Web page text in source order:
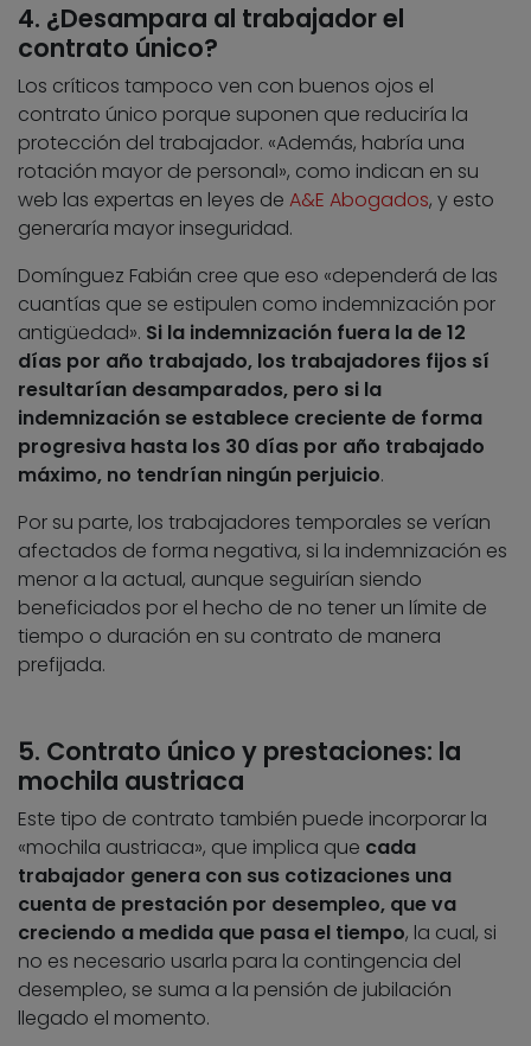
4. ¿Desampara al trabajador el
contrato único?
Los críticos tampoco ven con buenos ojos el
contrato único porque suponen que reduciría la
protección del trabajador. «Además, habría una
rotación mayor de personal», como indican en su
web las expertas en leyes de A&E Abogados, y esto
generaría mayor inseguridad.
Domínguez Fabián cree que eso «dependerá de las
cuantías que se estipulen como indemnización por
antigüedad». Si la indemnización fuera la de 12
días por año trabajado, los trabajadores fijos sí
resultarían desamparados, pero si la
indemnización se establece creciente de forma
progresiva hasta los 30 días por año trabajado
máximo, no tendrían ningún perjuicio.
Por su parte, los trabajadores temporales se verían
afectados de forma negativa, si la indemnización es
menor a la actual, aunque seguirían siendo
beneficiados por el hecho de no tener un límite de
tiempo o duración en su contrato de manera
prefijada.
5. Contrato único y prestaciones: la
mochila austriaca
Este tipo de contrato también puede incorporar la
«mochila austriaca», que implica que cada
trabajador genera con sus cotizaciones una
cuenta de prestación por desempleo, que va
creciendo a medida que pasa el tiempo, la cual, si
no es necesario usarla para la contingencia del
desempleo, se suma a la pensión de jubilación
llegado el momento.